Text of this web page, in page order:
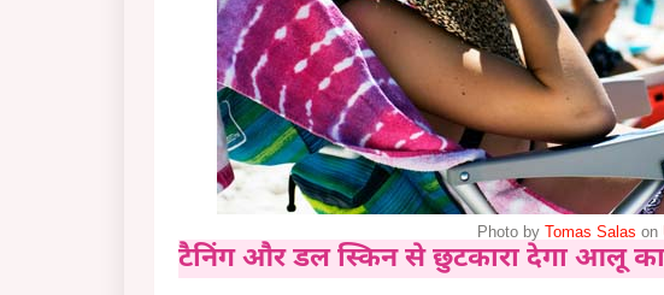
Photo by Tomas Salas on
टैनिंग और डल स्किन से छुटकारा देगा आलू